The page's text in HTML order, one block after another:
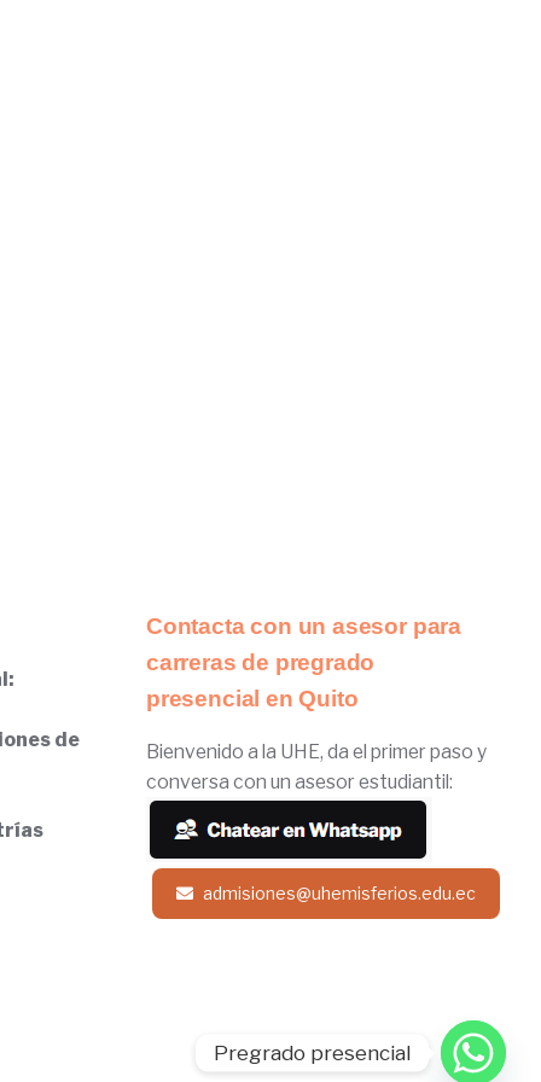
de
Contacta con un asesor para
carreras de pregrado
presencial en Quito
Bienvenido a la UHE, da el primer paso y
conversa con un asesor estudiantil:
admisiones@uhemisferios.edu.ec
Pregrado presencial